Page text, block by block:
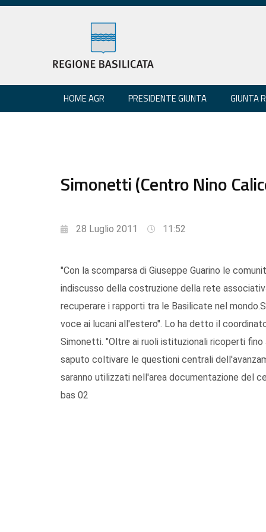
HOME AGR PRESIDENTE GIUNTA GIUNTA
Simonetti (Centro Nino
28 Luglio 2011 11:52
"Con la scomparsa di Giuseppe Guarino le
indiscusso della costruzione della rete
recuperare i rapporti tra le Basilicate nel
voce ai lucani all'estero". Lo ha detto il
Simonetti. "Oltre ai ruoli istituzionali ricoperti
saputo coltivare le questioni centrali
saranno utilizzati nell'area documentazione del
bas 02